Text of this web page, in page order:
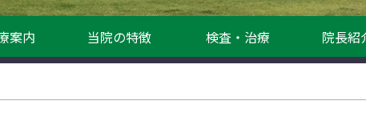
案内 当院の特徴 検査・治療 院長紹